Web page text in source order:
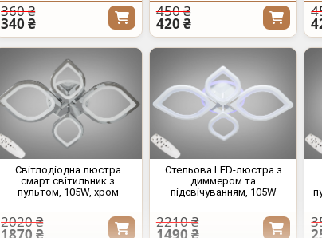
360 ₴
340 ₴
450 ₴
420 ₴
Світлодіодна люстра
смарт світильник з
пультом, 105W, хром
2020 ₴
1870 ₴
Стельова LED-люстра з
диммером та
підсвічуванням, 105W
2210 ₴
1490 ₴